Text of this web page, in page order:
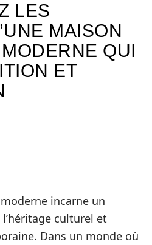
LES
MAISON
QUI
ET
incarne un
culturel et
Dans un monde où